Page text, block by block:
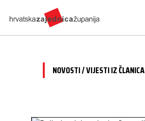
Novosti
NOVOSTI / VIJESTI IZ ČLANICA